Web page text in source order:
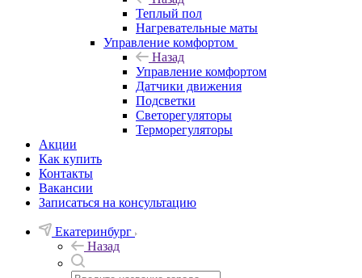
Теплый пол
Нагревательные маты
Управление комфортом
Назад
Управление комфортом
Датчики движения
Подсветки
Светорегуляторы
Терморегуляторы
Акции
Как купить
Контакты
Вакансии
Записаться на консультацию
Екатеринбург
Назад